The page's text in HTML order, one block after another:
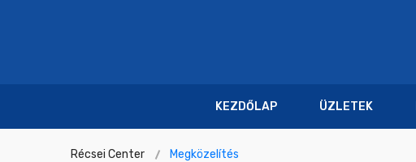
KEZDŐLAP ÜZLETEK
Récsei Center Megközelítés